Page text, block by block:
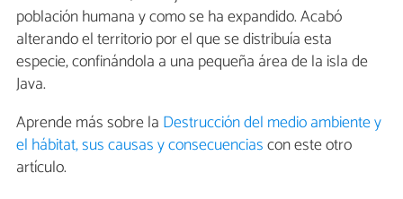
población humana y como se ha expandido. Acabó
alterando el territorio por el que se distribuía esta
especie, confinándola a una pequeña área de la isla de
Java.
Aprende más sobre la Destrucción del medio ambiente y
el hábitat, sus causas y consecuenciascon este otro
artículo.